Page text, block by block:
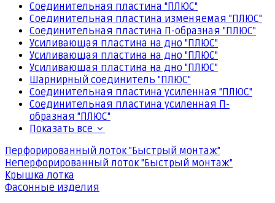
Соединительная пластина "ПЛЮС"
Соединительная пластина изменяемая "ПЛЮС"
Соединительная пластина П-образная "ПЛЮС"
Усиливающая пластина на дно "ПЛЮС"
Усиливающая пластина на дно "ПЛЮС"
Усиливающая пластина на дно "ПЛЮС"
Шарнирный соединитель "ПЛЮС"
Соединительная пластина усиленная "ПЛЮС"
Соединительная пластина усиленная П-
образная "ПЛЮС"
Показать все
Перфорированный лоток "Быстрый монтаж"
Неперфорированный лоток "Быстрый монтаж"
Крышка лотка
Фасонные изделия